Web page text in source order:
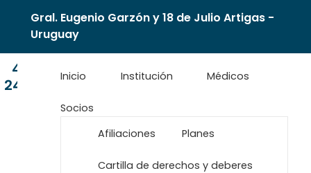
Gral. Eugenio Garzón y 18 de Julio Artigas -
Uruguay
477
24001
Inicio Institución Médicos
Socios
Afiliaciones
Planes
Cartilla de derechos y deberes